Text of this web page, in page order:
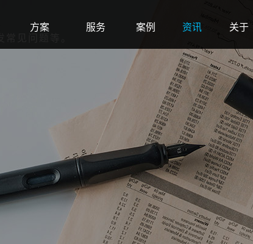
方案
服务
案例
资讯
关于
见问题等。